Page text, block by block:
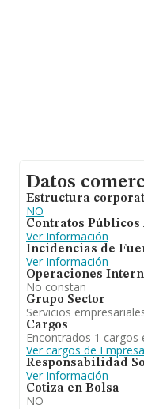
Datos
Estructura
NO
Contratos
Ver Información
Incidencias de
Ver Información
Operaciones
No constan
Grupo Sector
Servicios
Cargos
Encontrados 1 cargos
Ver cargos de Empresa
Responsabilidad
Ver Información
Cotiza en Bolsa
NO